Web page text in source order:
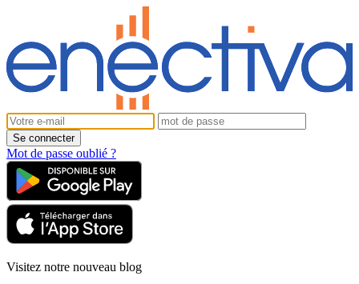
Mot de passe oublié ?
Visitez notre nouveau blog